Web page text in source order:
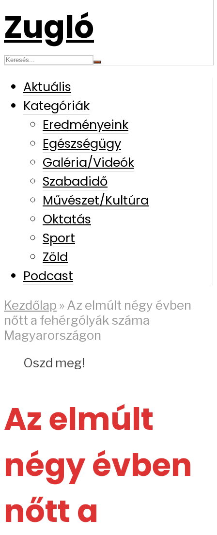
Aktuális
Kategóriák
Eredményeink
Egészségügy
Galéria/Videók
Szabadidő
Művészet/Kultúra
Oktatás
Sport
Zöld
Podcast
Kezdőlap » Az elmúlt négy évben
nőtt a fehérgólyák száma
Magyarországon
Oszd meg!
Az elmúlt
négy évben
nőtt a